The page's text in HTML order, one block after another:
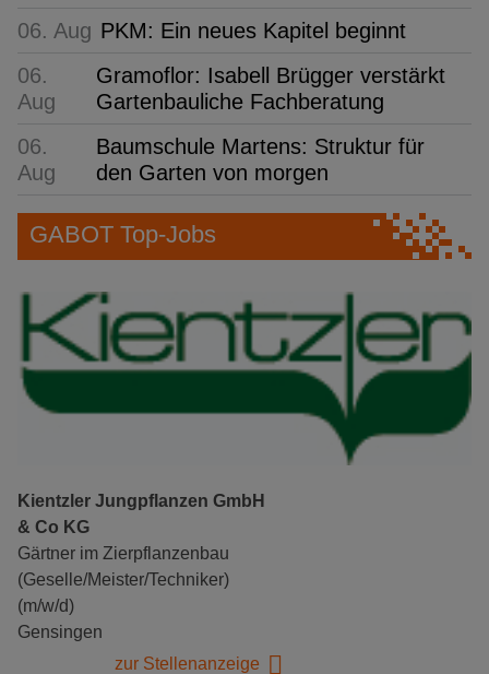
06. Aug PKM: Ein neues Kapitel beginnt
06.
Aug
Gramoflor: Isabell Brügger verstärkt
Gartenbauliche Fachberatung
06.
Aug
Baumschule Martens: Struktur für
den Garten von morgen
GABOT Top-Jobs
Kientzler Jungpflanzen GmbH
& Co KG
Gärtner im Zierpflanzenbau
(Geselle/Meister/Techniker)
(m/w/d)
Gensingen
zur Stellenanzeige